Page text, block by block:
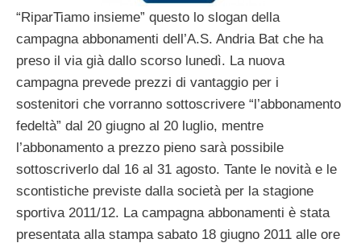
“RiparTiamo insieme” questo lo slogan della
campagna abbonamenti dell’A.S. Andria Bat che ha
preso il via già dallo scorso lunedì. La nuova
campagna prevede prezzi di vantaggio per i
sostenitori che vorranno sottoscrivere “l’abbonamento
fedeltà” dal 20 giugno al 20 luglio, mentre
l’abbonamento a prezzo pieno sarà possibile
sottoscriverlo dal 16 al 31 agosto. Tante le novità e le
scontistiche previste dalla società per la stagione
sportiva 2011/12. La campagna abbonamenti è stata
presentata alla stampa sabato 18 giugno 2011 alle ore